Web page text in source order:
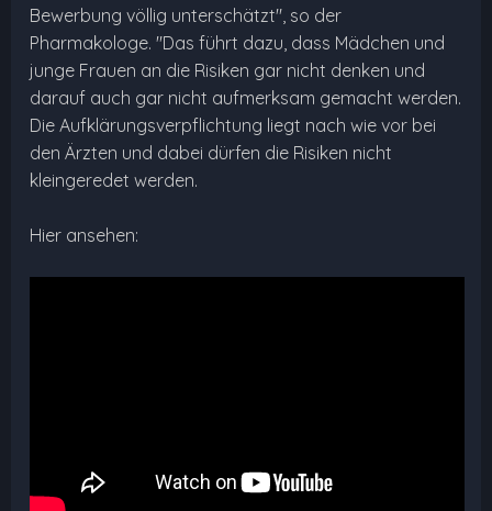
Bewerbung völlig unterschätzt", so der
Pharmakologe. "Das führt dazu, dass Mädchen und
junge Frauen an die Risiken gar nicht denken und
darauf auch gar nicht aufmerksam gemacht werden.
Die Aufklärungsverpflichtung liegt nach wie vor bei
den Ärzten und dabei dürfen die Risiken nicht
kleingeredet werden.
Hier ansehen: